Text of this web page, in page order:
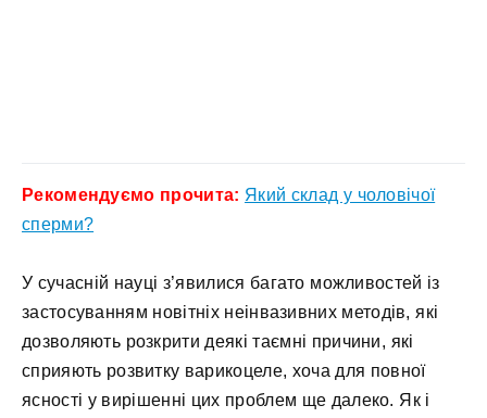
Рекомендуємо прочита: Який склад у чоловічої
сперми?
У сучасній науці з’явилися багато можливостей із
застосуванням новітніх неінвазивних методів, які
дозволяють розкрити деякі таємні причини, які
сприяють розвитку варикоцеле, хоча для повної
ясності у вирішенні цих проблем ще далеко. Як і